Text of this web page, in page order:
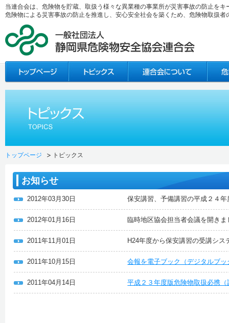
当連合会は、危険物を貯蔵、取扱う様々な異業種の事業所が災害事故の防止を
危険物による災害事故の防止を推進し、安心安全社会を築くため、危険物取扱
トップページ トピックス
お知らせ
2012年03月30日 保安講習、予備講習の平成２４
2012年01月16日 臨時地区協会担当者会議を開きま
2011年11月01日 H24年度から保安講習の受講シス
2011年10月15日 会報を電子ブック（デジタルブ
2011年04月14日 平成２３年度版危険物取扱必携